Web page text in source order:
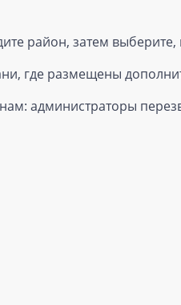
район, затем
где размещены
администраторы